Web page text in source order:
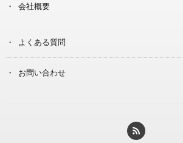
会社概要
よくある質問
お問い合わせ